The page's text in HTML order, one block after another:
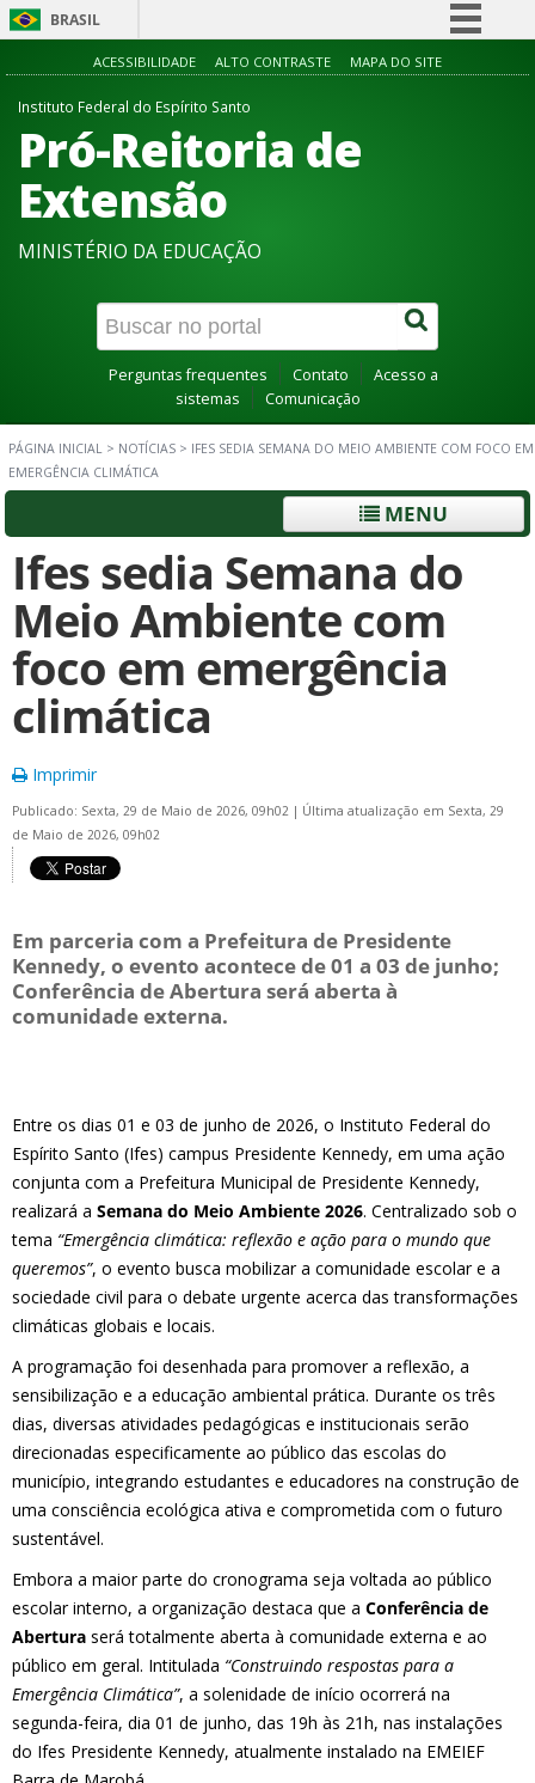
BRASIL
Simplifique!
Acesso à informação
ACESSIBILIDADE ALTO CONTRASTE MAPA DO SITE
Instituto Federal do Espírito Santo
Pró-Reitoria de
Extensão
MINISTÉRIO DA EDUCAÇÃO
Perguntas frequentes Contato
Acesso a
sistemas
Comunicação
PÁGINA INICIAL > NOTÍCIAS > IFES SEDIA SEMANA DO MEIO AMBIENTE COM FOCO EM
EMERGÊNCIA CLIMÁTICA
MENU
Ifes sedia Semana do
Meio Ambiente com
foco em emergência
climática
Imprimir
Publicado: Sexta, 29 de Maio de 2026, 09h02 | Última atualização em Sexta, 29
de Maio de 2026, 09h02
Em parceria com a Prefeitura de Presidente
Kennedy, o evento acontece de 01 a 03 de junho;
Conferência de Abertura será aberta à
comunidade externa.
Entre os dias 01 e 03 de junho de 2026, o Instituto Federal do
Espírito Santo (Ifes) campus Presidente Kennedy, em uma ação
conjunta com a Prefeitura Municipal de Presidente Kennedy,
realizará a Semana do Meio Ambiente 2026. Centralizado sob o
tema “Emergência climática: reflexão e ação para o mundo que
queremos”, o evento busca mobilizar a comunidade escolar e a
sociedade civil para o debate urgente acerca das transformações
climáticas globais e locais.
A programação foi desenhada para promover a reflexão, a
sensibilização e a educação ambiental prática. Durante os três
dias, diversas atividades pedagógicas e institucionais serão
direcionadas especificamente ao público das escolas do
município, integrando estudantes e educadores na construção de
uma consciência ecológica ativa e comprometida com o futuro
sustentável.
Embora a maior parte do cronograma seja voltada ao público
escolar interno, a organização destaca que a Conferência de
Abertura será totalmente aberta à comunidade externa e ao
público em geral. Intitulada “Construindo respostas para a
Emergência Climática”, a solenidade de início ocorrerá na
segunda-feira, dia 01 de junho, das 19h às 21h, nas instalações
do Ifes Presidente Kennedy, atualmente instalado na EMEIEF